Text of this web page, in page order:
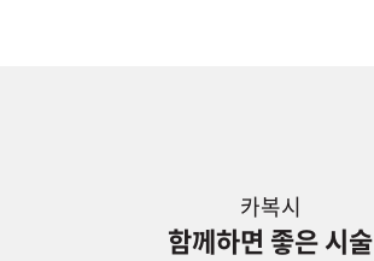
카복시
함께하면 좋은 시술